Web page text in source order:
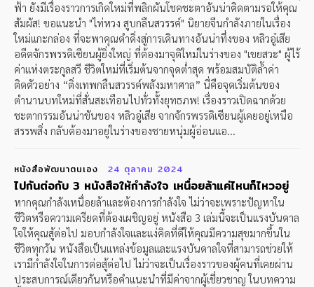
ฟ้า ยังมีเรื่องราวการเกิดใหม่ที่พลิกผันโชคชะตาอันน่าติดตามรอให้คุณ
สัมผัส! ขอแนะนำ "ไท่หวง สูบกลืนสวรรค์" นิยายจีนกำลังภายในเรื่อง
ใหม่แกะกล่อง ที่จะพาคุณดำดิ่งสู่การเดินทางอันน่าทึ่งของ หลิวอู๋เสีย
อดีตจักรพรรดิเซียนผู้ยิ่งใหญ่ ที่ต้องมาจุติใหม่ในร่างของ "เขยสวะ" ผู้ไร้
ค่าแห่งตระกูลสวี ชีวิตใหม่ที่เริ่มต้นจากจุดต่ำสุด พร้อมสมบัติล้ำค่า
ติดตัวอย่าง “ติ่งเทพกลืนสวรรค์พลังมหาศาล” นี่คือจุดเริ่มต้นของ
ตำนานบทใหม่ที่สั่นสะเทือนไปทั่วทั้งยุทธภพ! เรื่องราวเปิดฉากด้วย
ชะตากรรมอันน่าขันของ หลิวอู๋เสีย จากจักรพรรดิเซียนผู้เคยอยู่เหนือ
สรรพสิ่ง กลับต้องมาอยู่ในร่างของชายหนุ่มผู้อ่อนแอ...
หนังสือพัฒนาตนเอง 24 ตุลาคม 2024
ไปกันต่อกับ 3 หนังสือให้กำลังใจ เหนื่อยล้าแค่ไหนก็ไหวอยู่
หากคุณกำลังเหนื่อยล้าและต้องการกำลังใจ ไม่ว่าจะเพราะปัญหาใน
ชีวิตหรือความเครียดที่ต้องเผชิญอยู่ หนังสือ 3 เล่มนี้จะเป็นแรงบันดาล
ใจให้คุณสู้ต่อไป มอบกำลังใจและแง่คิดที่ดีให้คุณมีความสุขมากขึ้นใน
ชีวิตทุกวัน หนังสือเป็นแหล่งข้อมูลและแรงบันดาลใจที่สามารถช่วยให้
เรามีกำลังใจในการต่อสู้ต่อไป ไม่ว่าจะเป็นเรื่องราวของผู้คนที่เคยผ่าน
ประสบการณ์เดียวกันหรือคำแนะนำที่มีค่าจากผู้เชี่ยวชาญ ในบทความ